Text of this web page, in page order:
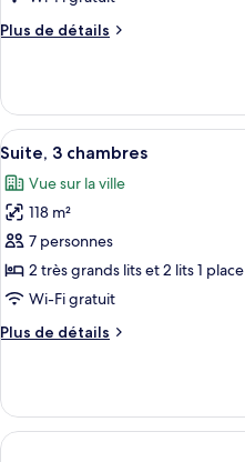
Floor)
type
de
Chambre
Familiale,
plusieurs
lits
Plus de détails
Plus
le
type
de
Chambre
Familiale,
lits
Afficher
toutes
les
photos
pour
ce
type
chambre :
chambres
6
Suite, 3 chambres
Vue sur la ville
118 m²
7 personnes
2 très grands lits et 2 lits 1 place
Wi-Fi gratuit
Plus de détails
Plus
le
type
de